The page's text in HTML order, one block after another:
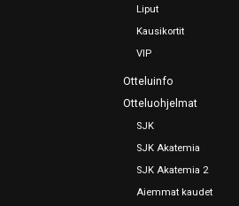
Liput
Kausikortit
VIP
Otteluinfo
Otteluohjelmat
SJK
SJK Akatemia
SJK Akatemia 2
Aiemmat kaudet